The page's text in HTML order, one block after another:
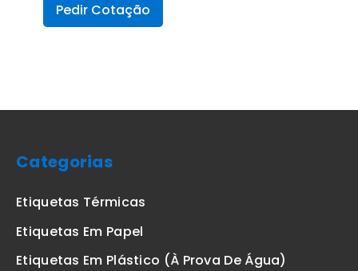
Pedir Cotação
Categorias
Etiquetas Térmicas
Etiquetas Em Papel
Etiquetas Em Plástico (à Prova De Água)